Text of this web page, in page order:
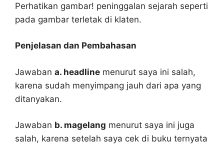
Perhatikan gambar! peninggalan sejarah seperti
pada gambar terletak di klaten.
Penjelasan dan Pembahasan
Jawaban a. headline menurut saya ini salah,
karena sudah menyimpang jauh dari apa yang
ditanyakan.
Jawaban b. magelang menurut saya ini juga
salah, karena setelah saya cek di buku ternyata